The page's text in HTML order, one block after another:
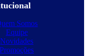
Somos
Equipe
Novidades
Promoções